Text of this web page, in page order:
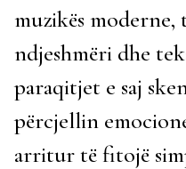
muzikës moderne,
ndjeshmëri dhe
paraqitjet e saj
përcjellin
arritur të fitojë